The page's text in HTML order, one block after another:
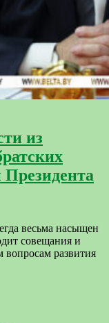
из
весьма насыщен
совещания и
вопросам развития